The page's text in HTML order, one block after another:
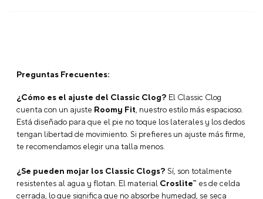
Califica el producto de 1 a 5 estrellas
★★★★★
Tu nombre
Dirección de email
Preguntas Frecuentes:
¿Cómo es el ajuste del Classic Clog? El Classic Clog
cuenta con un ajuste Roomy Fit, nuestro estilo más espacioso.
Está diseñado para que el pie no toque los laterales y los dedos
tengan libertad de movimiento. Si prefieres un ajuste más firme,
te recomendamos elegir una talla menos.
¿Se pueden mojar los Classic Clogs? Sí, son totalmente
resistentes al agua y flotan. El material Croslite™ es de celda
cerrada, lo que significa que no absorbe humedad, se seca